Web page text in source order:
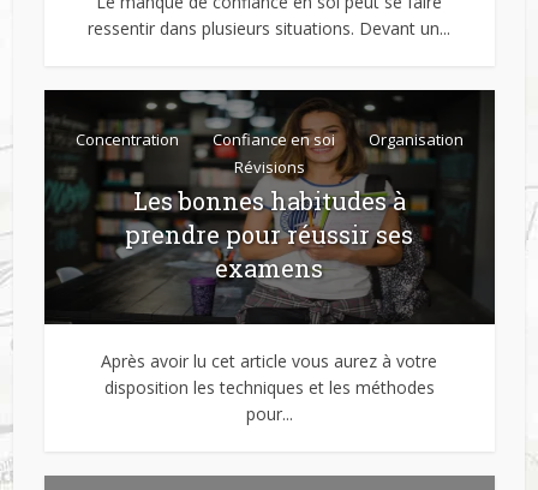
ressentir dans plusieurs situations. Devant un...
Concentration Confiance en soi
Organisation
Révisions
Les bonnes habitudes à
prendre pour réussir ses
examens
Après avoir lu cet article vous aurez à votre
disposition les techniques et les méthodes
pour...